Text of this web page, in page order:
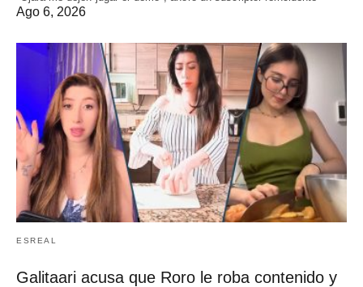
Ago 6, 2026
ESREAL
Galitaari acusa que Roro le roba contenido y